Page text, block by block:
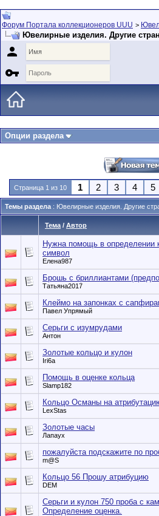
Форум Портала коллекционеров UUU >
Ювелирные изделия. Другие


Опции раздела
Страница 1 из 10 1 2 3 4 5
Темы раздела : Ювелирные изделия. Другие
Тема / Автор
Нужна помощь в определении
символ
Елена987
Брошь с бриллиантами
Татьяна2017
Клеймо на запонках с
Павел Упрямый
Серьги с изумрудами
Антон
Золотые кольцо и кулон
Iri6a
Помощь в оценке кольца
Slamp182
Кольцо Османы на
LexStas
Золотые часы
Лапаух
пожалуйста подскажите по
m@S
Кольцо 56 Прошу атрибуцию
DEM
Серьги и кулон 750 проба с
Определение оценка.